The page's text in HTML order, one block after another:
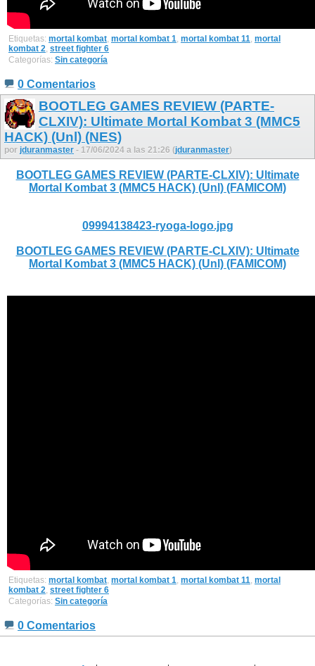
Etiquetas: mortal kombat, mortal kombat 1, mortal kombat 11, mortal
kombat 2, street fighter 6
Categorías: Sin categoría
0 Comentarios
BOOTLEG GAMES REVIEW (PARTE-
CLXIV): Ultimate Mortal Kombat 3 (MMC5
HACK) (Unl) (NES)
por jduranmaster - 17/06/2024 a las 21:26 (jduranmaster)
BOOTLEG GAMES REVIEW (PARTE-CLXIV): Ultimate
Mortal Kombat 3 (MMC5 HACK) (Unl) (FAMICOM)
09994138423-ryoga-logo.jpg
BOOTLEG GAMES REVIEW (PARTE-CLXIV): Ultimate
Mortal Kombat 3 (MMC5 HACK) (Unl) (FAMICOM)
Etiquetas: mortal kombat mortal kombat 1 mortal kombat 11 mortal
kombat 2 street fighter 6
Categorías: Sin categoría
0 Comentarios